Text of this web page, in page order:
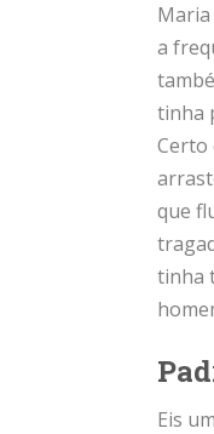
a
tinha
Certo
que
tinha
Eis